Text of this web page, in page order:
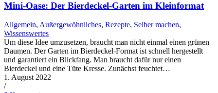
Mini-Oase: Der Bierdeckel-Garten im Kleinformat
Allgemein, Außergewöhnliches, Rezepte, Selber machen,
Wissenswertes
Um diese Idee umzusetzen, braucht man nicht einmal einen grünen
Daumen. Der Garten im Bierdeckel-Format ist schnell hergestellt
und garantiert ein Blickfang. Man braucht dafür nur einen
Bierdeckel und eine Tüte Kresse. Zunächst feuchtet…
1. August 2022
/